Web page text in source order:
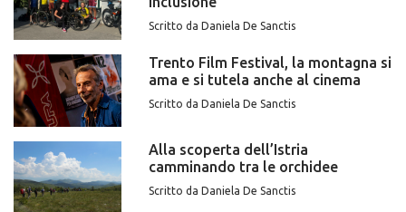
Scritto da Daniela De Sanctis
Trento Film Festival, la montagna si
ama e si tutela anche al cinema
Scritto da Daniela De Sanctis
Alla scoperta dell’Istria
camminando tra le orchidee
Scritto da Daniela De Sanctis